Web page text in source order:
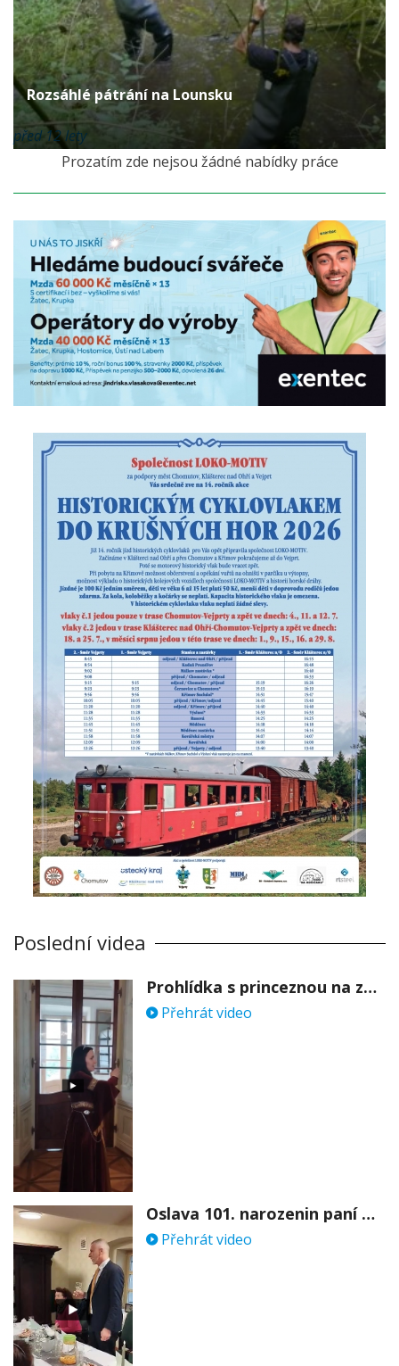
Rozsáhlé pátrání na Lounsku
před 12 lety
Prozatím zde nejsou žádné nabídky práce
Poslední videa
Prohlídka s princeznou na zámku Stekník
Přehrát video
Oslava 101. narozenin paní Věry Skořepové
Přehrát video